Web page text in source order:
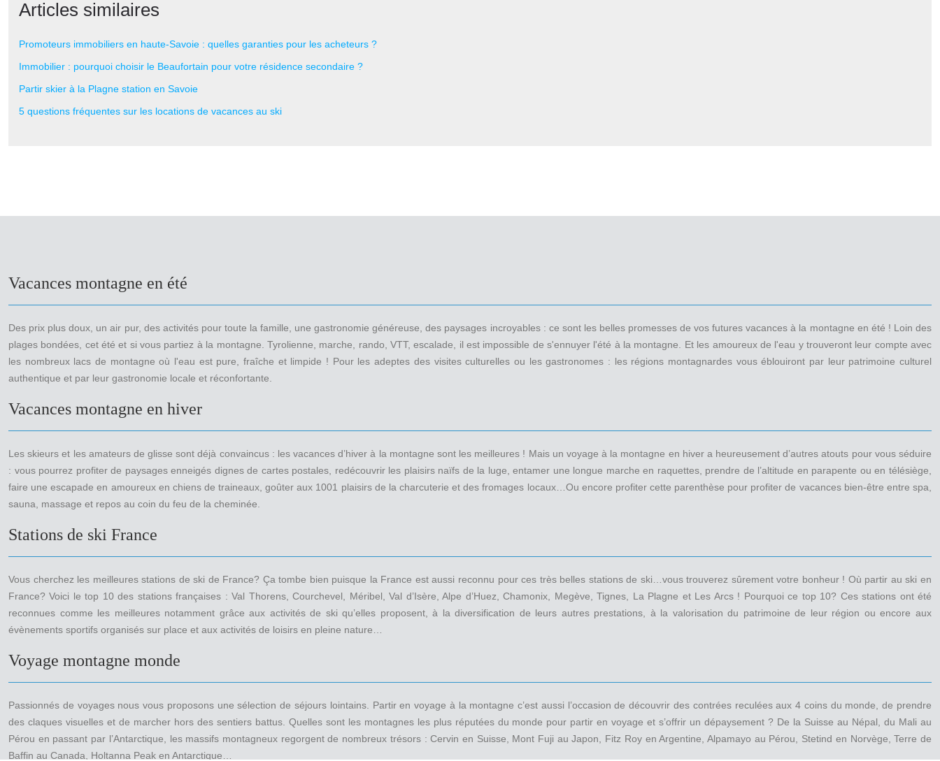
Articles similaires
Promoteurs immobiliers en haute-Savoie : quelles garanties pour les acheteurs ?
Immobilier : pourquoi choisir le Beaufortain pour votre résidence secondaire ?
Partir skier à la Plagne station en Savoie
5 questions fréquentes sur les locations de vacances au ski
Vacances montagne en été
Des prix plus doux, un air pur, des activités pour toute la famille, une gastronomie généreuse, des paysages incroyables : ce sont les belles promesses de vos futures vacances à la montagne en été ! Loin des
plages bondées, cet été et si vous partiez à la montagne. Tyrolienne, marche, rando, VTT, escalade, il est impossible de s'ennuyer l'été à la montagne. Et les amoureux de l'eau y trouveront leur compte avec
les nombreux lacs de montagne où l'eau est pure, fraîche et limpide ! Pour les adeptes des visites culturelles ou les gastronomes : les régions montagnardes vous éblouiront par leur patrimoine culturel
authentique et par leur gastronomie locale et réconfortante.
Vacances montagne en hiver
Les skieurs et les amateurs de glisse sont déjà convaincus : les vacances d’hiver à la montagne sont les meilleures ! Mais un voyage à la montagne en hiver a heureusement d’autres atouts pour vous séduire
: vous pourrez profiter de paysages enneigés dignes de cartes postales, redécouvrir les plaisirs naïfs de la luge, entamer une longue marche en raquettes, prendre de l’altitude en parapente ou en télésiège,
faire une escapade en amoureux en chiens de traineaux, goûter aux 1001 plaisirs de la charcuterie et des fromages locaux…Ou encore profiter cette parenthèse pour profiter de vacances bien-être entre spa,
sauna, massage et repos au coin du feu de la cheminée.
Stations de ski France
Vous cherchez les meilleures stations de ski de France? Ça tombe bien puisque la France est aussi reconnu pour ces très belles stations de ski…vous trouverez sûrement votre bonheur ! Où partir au ski en
France? Voici le top 10 des stations françaises : Val Thorens, Courchevel, Méribel, Val d’Isère, Alpe d’Huez, Chamonix, Megève, Tignes, La Plagne et Les Arcs ! Pourquoi ce top 10? Ces stations ont été
reconnues comme les meilleures notamment grâce aux activités de ski qu’elles proposent, à la diversification de leurs autres prestations, à la valorisation du patrimoine de leur région ou encore aux
évènements sportifs organisés sur place et aux activités de loisirs en pleine nature…
Voyage montagne monde
Passionnés de voyages nous vous proposons une sélection de séjours lointains. Partir en voyage à la montagne c’est aussi l’occasion de découvrir des contrées reculées aux 4 coins du monde, de prendre
des claques visuelles et de marcher hors des sentiers battus. Quelles sont les montagnes les plus réputées du monde pour partir en voyage et s’offrir un dépaysement ? De la Suisse au Népal, du Mali au
Pérou en passant par l’Antarctique, les massifs montagneux regorgent de nombreux trésors : Cervin en Suisse, Mont Fuji au Japon, Fitz Roy en Argentine, Alpamayo au Pérou, Stetind en Norvège, Terre de
Baffin au Canada, Holtanna Peak en Antarctique…